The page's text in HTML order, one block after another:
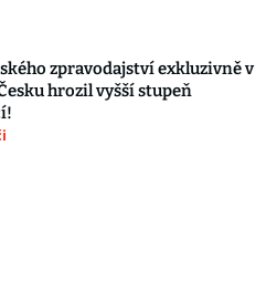
zpravodajství exkluzivně v
hrozil vyšší stupeň